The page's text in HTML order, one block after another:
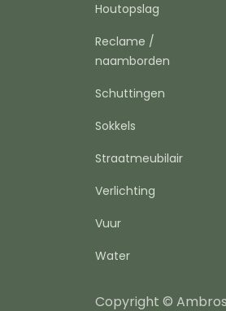
Houtopslag
Reclame /
naamborden
Schuttingen
Sokkels
Straatmeubilair
Verlichting
Vuur
Water
Copyright ©